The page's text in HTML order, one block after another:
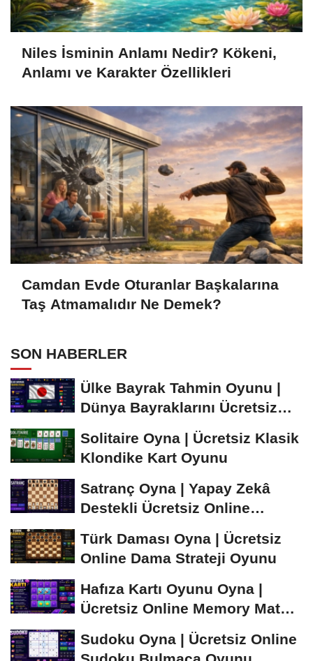
Niles İsminin Anlamı Nedir? Kökeni,
Anlamı ve Karakter Özellikleri
Camdan Evde Oturanlar Başkalarına
Taş Atmamalıdır Ne Demek?
SON HABERLER
Ülke Bayrak Tahmin Oyunu |
Dünya Bayraklarını Ücretsiz
Solitaire Oyna | Ücretsiz Klasik
Klondike Kart Oyunu
Satranç Oyna | Yapay Zekâ
Destekli Ücretsiz Online
Türk Daması Oyna | Ücretsiz
Online Dama Strateji Oyunu
Hafıza Kartı Oyunu Oyna |
Ücretsiz Online Memory Match
Sudoku Oyna | Ücretsiz Online